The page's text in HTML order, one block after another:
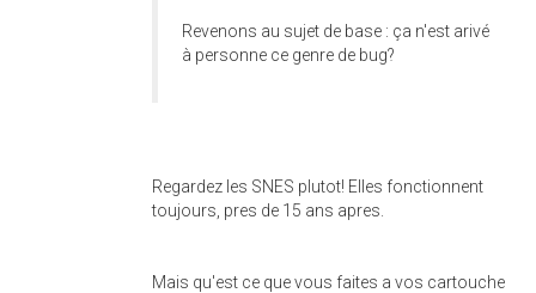
Revenons au sujet de base : ça n'est arivé
à personne ce genre de bug?
Regardez les SNES plutot! Elles fonctionnent
toujours, pres de 15 ans apres.
Mais qu'est ce que vous faites a vos cartouche